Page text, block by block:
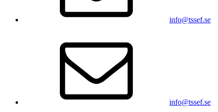
info@tssef.se
info@tssef.se